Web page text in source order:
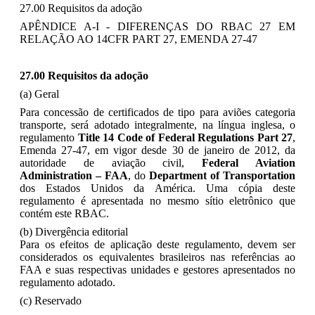
27.00 Requisitos da adoção
APÊNDICE A-I - DIFERENÇAS DO RBAC 27 EM
RELAÇÃO AO 14CFR PART 27, EMENDA 27-47
27.00 Requisitos da adoção
(a) Geral
Para concessão de certificados de tipo para aviões categoria
transporte, será adotado integralmente, na língua inglesa, o
regulamento Title 14 Code of Federal Regulations Part 27,
Emenda 27-47, em vigor desde 30 de janeiro de 2012, da
autoridade de aviação civil,Federal Aviation
Administration – FAA, do Department of Transportation
dos Estados Unidos da América. Uma cópia deste
regulamento é apresentada no mesmo sítio eletrônico que
contém este RBAC.
(b) Divergência editorial
Para os efeitos de aplicação deste regulamento, devem ser
considerados os equivalentes brasileiros nas referências ao
FAA e suas respectivas unidades e gestores apresentados no
regulamento adotado.
(c) Reservado